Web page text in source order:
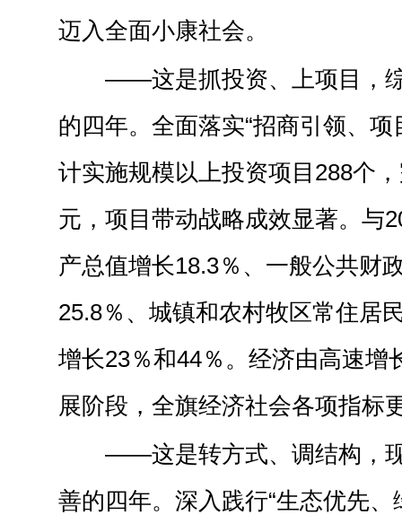
迈入全面小康社会。
——这是抓投资、上项目，
的四年。全面落实“招商引领、
计实施规模以上投资项目288个
元，项目带动战略成效显著。与
产总值增长18.3％、一般公共财
25.8％、城镇和农村牧区常住居
增长23％和44％。经济由高速增
展阶段，全旗经济社会各项指标
——这是转方式、调结构，
善的四年。深入践行“生态优先、